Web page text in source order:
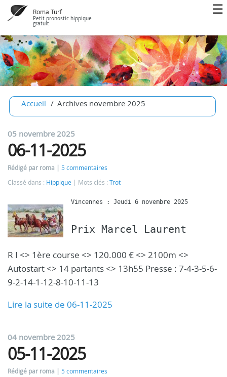
Roma Turf
Petit pronostic hippique
gratuit
Accueil Archives novembre 2025
05 novembre 2025
06-11-2025
Rédigé par roma
5 commentaires
Classé dans : Hippique Mots clés : Trot
Prix Marcel Laurent
R I <> 1ère course <> 120.000 € <> 2100m <>
Autostart <> 14 partants <> 13h55 Presse : 7-4-3-5-6-
9-2-14-1-12-8-10-11-13
Lire la suite de 06-11-2025
04 novembre 2025
05-11-2025
Rédigé par roma
5 commentaires